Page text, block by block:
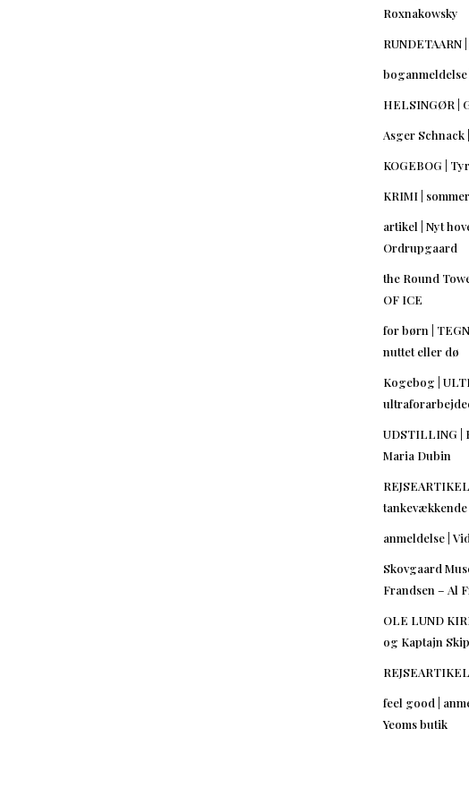
Roxnakowsky
boganmeldelse
HELSINGØR |
Asger
KOGEBOG |
KRIMI |
artikel | Nyt
Ordrupgaard
the Round
OF ICE
for børn |
nuttet eller dø
Kogebog |
UDSTILLING |
Maria Dubin
anmeldelse |
Skovgaard
Frandsen – Al
OLE LUND
og Kaptajn
feel good |
Yeoms butik